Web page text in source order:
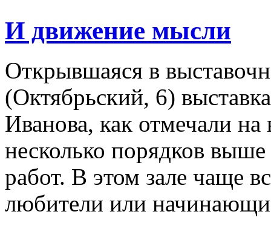
И движение мысли
Открывшаяся в
(Октябрьский, 6)
Иванова, как отмечали
несколько порядков
работ. В этом зале чаще
любители или